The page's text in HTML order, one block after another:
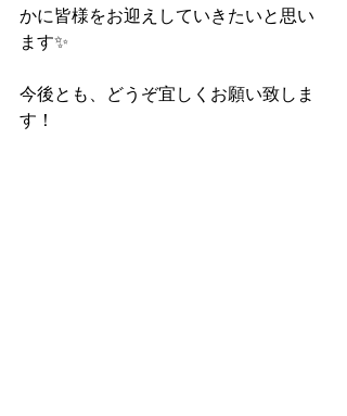
かに皆様をお迎えしていきたいと思い
ます✨
今後とも、どうぞ宜しくお願い致しま
す！